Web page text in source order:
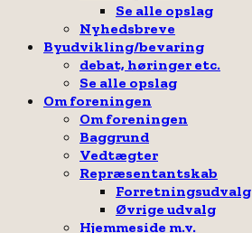
Se alle opslag
Nyhedsbreve
Byudvikling/bevaring
debat, høringer etc.
Se alle opslag
Om foreningen
Om foreningen
Baggrund
Vedtægter
Repræsentantskab
Forretningsudvalg
Øvrige udvalg
Hjemmeside m.v.